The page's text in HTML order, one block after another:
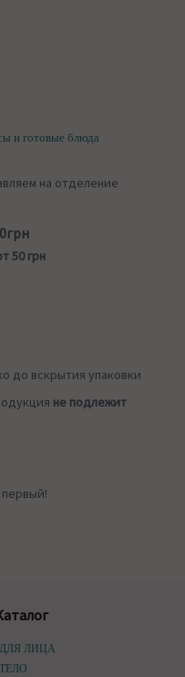
и готовые блюда
на отделение
50 грн
до вскрытия упаковки
не подлежит
ДЛЯ ЛИЦА
ТЕЛО